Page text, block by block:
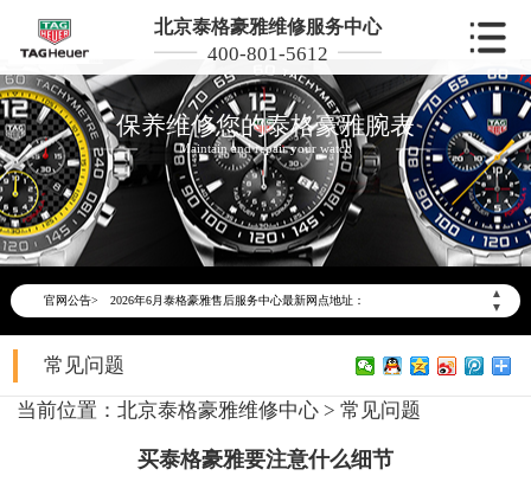
北京泰格豪雅维修服务中心
400-801-5612
保养维修您的泰格豪雅腕表
Maintain and repair your watch
官网公告>
▲
▼
2026年6月泰格豪雅北京市售后服务网络优化升级公告
2026年6月北京市泰格豪雅官方售后客户服务热线：400-801-5612
2026年6月泰格豪雅售后服务中心最新网点地址：
北京市东城区东长安街1号东方广场写字楼W3座6层602室（需提前预约）
北京市朝阳区建国门外大街甲6号华熙国际中心写字楼D座11层1102室（需提前预约）
节假日正常营业！
常见问题
当前位置： 北京泰格豪雅维修中心 > 常见问题
买泰格豪雅要注意什么细节